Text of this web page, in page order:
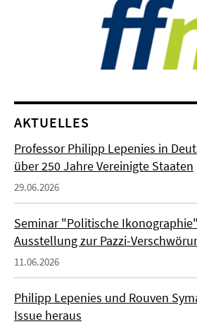
AKTUELLES
Professor Philipp Lepenies in
über 250 Jahre Vereinigte Staaten
29.06.2026
Seminar "Politische
Ausstellung zur Pazzi-
11.06.2026
Philipp Lepenies und Rouven
Issue heraus